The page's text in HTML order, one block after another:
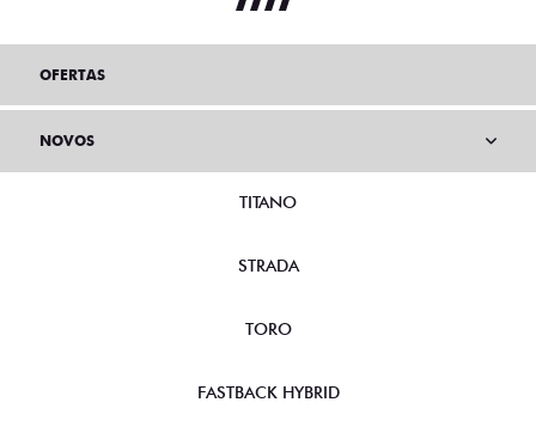
OFERTAS
NOVOS
TITANO
STRADA
TORO
FASTBACK HYBRID